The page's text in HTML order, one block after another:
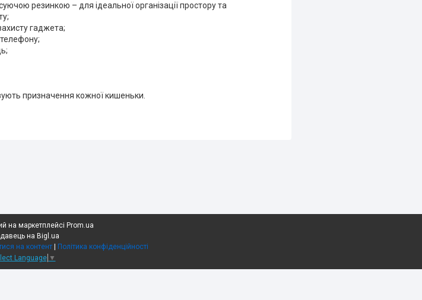
резинкою – для ідеальної організації простору та
гаджета;
призначення кожної кишеньки.
на маркетплейсі Prom.ua
на Bigl.ua
на контент
Політика конфіденційності
Language ▼